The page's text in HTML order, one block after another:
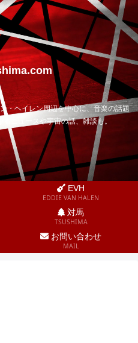
・ヘイレン周辺を中心に、音楽の話題
ニュースや宇宙の話、雑談も。
EVH
EDDIE VAN HALEN
対馬
TSUSHIMA
お問い合わせ
MAIL